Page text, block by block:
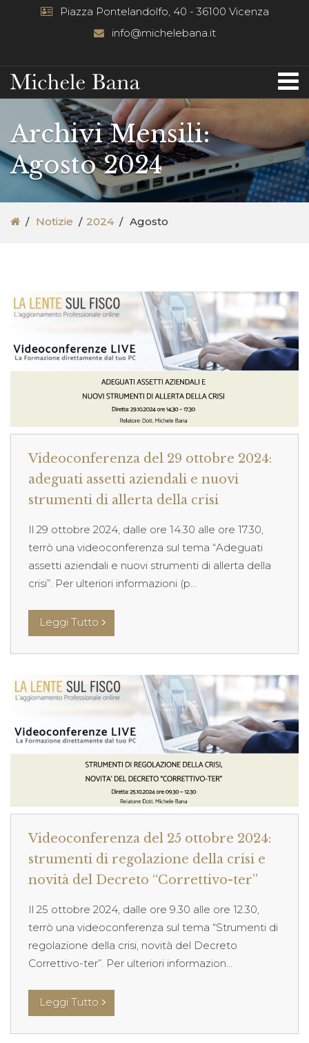
Piazza Pontelandolfo, 40 - 36100 Vicenza
info@michelebana.it
Archivi Mensili:
Agosto 2024
Notizie 2024 Agosto
Videoconferenza del 29 ottobre 2024:
adeguati assetti aziendali e nuovi
strumenti di allerta della crisi
Il 29 ottobre 2024, dalle ore 14.30 alle ore 17.30,
terrò una videoconferenza sul tema “Adeguati
assetti aziendali e nuovi strumenti di allerta della
crisi”. Per ulteriori informazioni (p...
Leggi Tutto
Videoconferenza del 25 ottobre 2024:
strumenti di regolazione della crisi e
novità del Decreto “Correttivo-ter”
Il 25 ottobre 2024, dalle ore 9.30 alle ore 12.30,
terrò una videoconferenza sul tema “Strumenti di
regolazione della crisi, novità del Decreto
Correttivo-ter”. Per ulteriori informazion...
Leggi Tutto